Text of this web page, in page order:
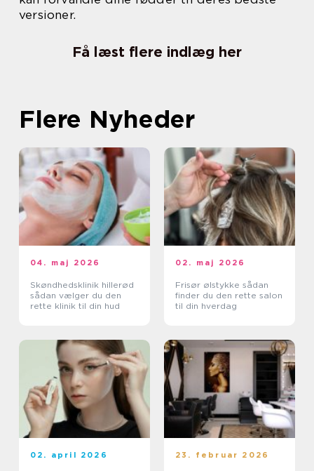
versioner.
Få læst flere indlæg her
Flere Nyheder
04. maj 2026
Skøndhedsklinik hillerød
sådan vælger du den
rette klinik til din hud
02. maj 2026
Frisør ølstykke sådan
finder du den rette salon
til din hverdag
02. april 2026 23. februar 2026